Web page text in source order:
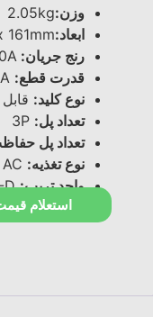
وزن:2.05kg
ابعاد:161mm
رنج جریان:
قدرت قطع: 25kA
نوع کلید:
تعداد پل: 3P
تعداد پل
نوع تغذیه:
واحد تریپ:TM-D
استعلام